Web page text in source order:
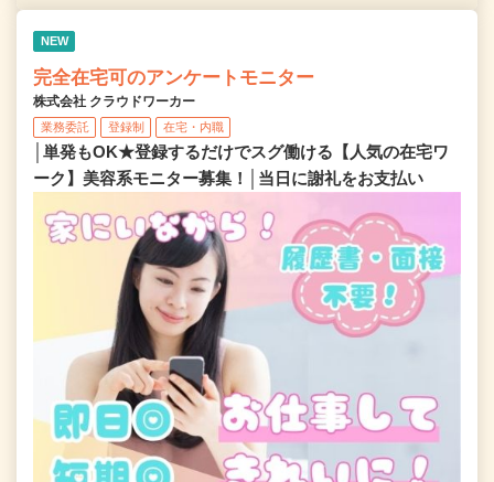
NEW
完全在宅可のアンケートモニター
株式会社 クラウドワーカー
業務委託 登録制 在宅・内職
│単発もOK★登録するだけでスグ働ける【人気の在宅ワ
ーク】美容系モニター募集！│当日に謝礼をお支払い